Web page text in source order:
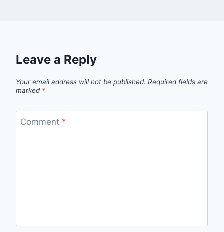
Leave a Reply
Your email address will not be published. Required fields are
marked *
Comment *